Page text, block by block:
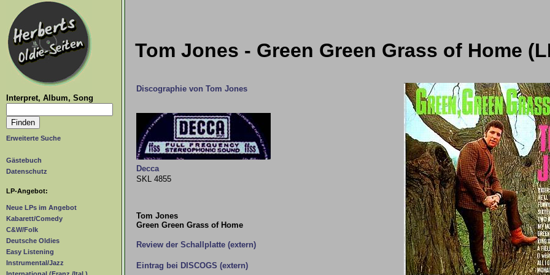
Interpret, Album, Song
Erweiterte Suche
Gästebuch
Datenschutz
LP-Angebot:
Neue LPs im Angebot
Kabarett/Comedy
C&W/Folk
Deutsche Oldies
Easy Listening
Instrumental/Jazz
Tom Jones - Green Green Grass of Home
Discographie von Tom Jones
Decca
SKL 4855
Tom Jones
Green Green Grass of Home
Review der Schallplatte (extern)
Eintrag bei DISCOGS (extern)